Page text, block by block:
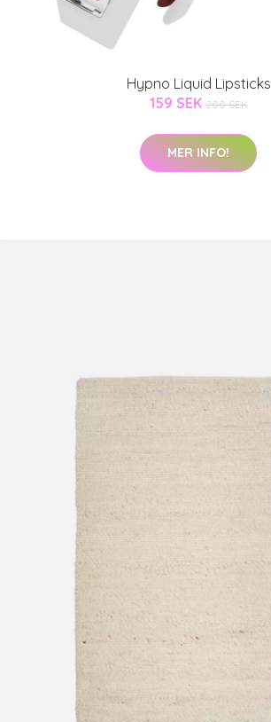
Hypno Liquid Lipsticks
159 SEK 200 SEK
MER INFO!